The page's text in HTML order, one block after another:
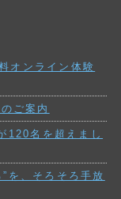
オンライン体験
ご案内
120名を超えまし
を、そろそろ手放